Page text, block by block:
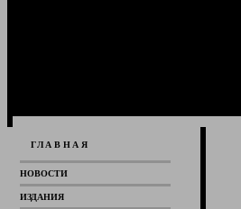
ГЛАВНАЯ
НОВОСТИ
ИЗДАНИЯ